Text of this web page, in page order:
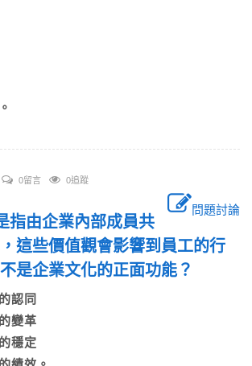
0留言 0追蹤
問題討論
指由企業內部成員共
這些價值觀會影響到員工的行
是企業文化的正面功能？
認同
變革
穩定